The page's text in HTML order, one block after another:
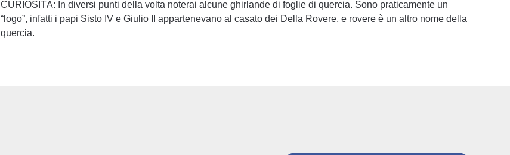
CURIOSITÀ: In diversi punti della volta noterai alcune ghirlande di foglie di quercia. Sono praticamente un
“logo”, infatti i papi Sisto IV e Giulio II appartenevano al casato dei Della Rovere, e rovere è un altro nome della
quercia.